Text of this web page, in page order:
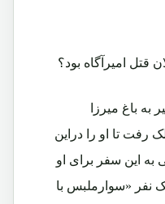
باغ میرزا
تا او را دراین
به این سفر برای او
نفر «سوارملبس با